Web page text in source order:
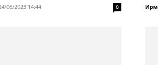
06/2023 14:44 0